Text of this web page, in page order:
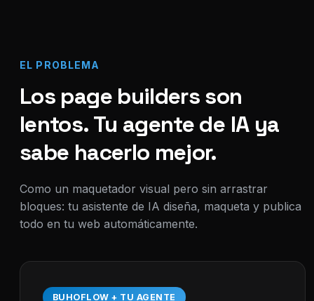
EL PROBLEMA
Los page builders son
lentos. Tu agente de IA ya
sabe hacerlo mejor.
Como un maquetador visual pero sin arrastrar
bloques: tu asistente de IA diseña, maqueta y publica
todo en tu web automáticamente.
BUHOFLOW + TU AGENTE